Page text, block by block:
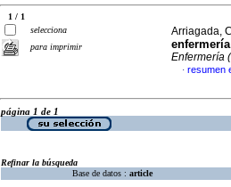
1 / 1
selecciona
para imprimir
Arriagada,
Enfermería
· resumen
página 1 de 1
Refinar la búsqueda
Base de datos : article